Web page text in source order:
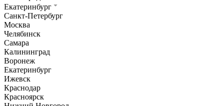
Екатеринбург
Санкт-Петербург
Москва
Челябинск
Самара
Калининград
Воронеж
Екатеринбург
Ижевск
Краснодар
Красноярск